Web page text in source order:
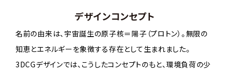
デザインコンセプト
名前の由来は、宇宙誕生の原子核＝陽子（プロトン）。無限の
知恵とエネルギーを象徴する存在として生まれました。
3DCGデザインでは、こうしたコンセプトのもと、環境負荷の少